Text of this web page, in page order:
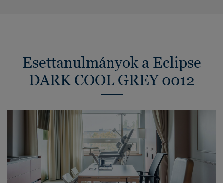
Esettanulmányok a Eclipse
DARK COOL GREY 0012